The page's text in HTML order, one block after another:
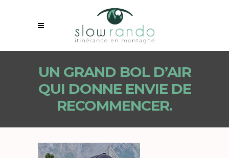
UN GRAND BOL D’AIR
QUI DONNE ENVIE DE
RECOMMENCER.